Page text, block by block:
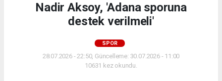
Nadir Aksoy, 'Adana sporuna
destek verilmeli'
SPOR
28.07.2026 - 22:50, Güncelleme: 30.07.2026 - 11:00
10631 kez okundu.